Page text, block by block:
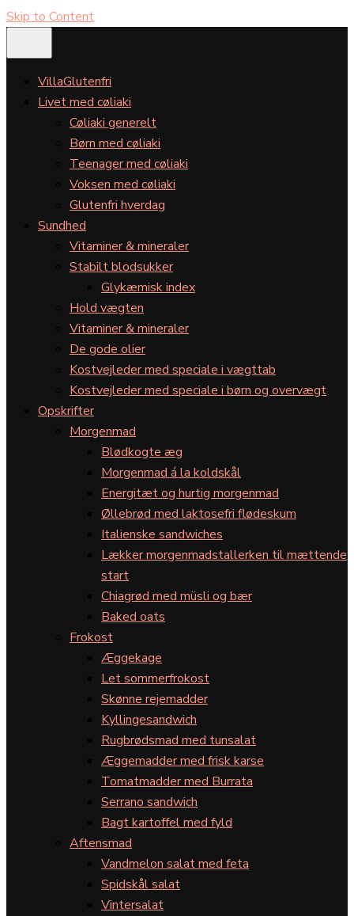
Skip to Content
VillaGlutenfri
Livet med cøliaki
Cøliaki generelt
Børn med cøliaki
Teenager med cøliaki
Voksen med cøliaki
Glutenfri hverdag
Sundhed
Vitaminer & mineraler
Stabilt blodsukker
Glykæmisk index
Hold vægten
Vitaminer & mineraler
De gode olier
Kostvejleder med speciale i vægttab
Kostvejleder med speciale i børn og overvægt
Opskrifter
Morgenmad
Blødkogte æg
Morgenmad á la koldskål
Energitæt og hurtig morgenmad
Øllebrød med laktosefri flødeskum
Italienske sandwiches
Lækker morgenmadstallerken til mættende
start
Chiagrød med müsli og bær
Baked oats
Frokost
Æggekage
Let sommerfrokost
Skønne rejemadder
Kyllingesandwich
Rugbrødsmad med tunsalat
Æggemadder med frisk karse
Tomatmadder med Burrata
Serrano sandwich
Bagt kartoffel med fyld
Aftensmad
Vandmelon salat med feta
Spidskål salat
Vintersalat